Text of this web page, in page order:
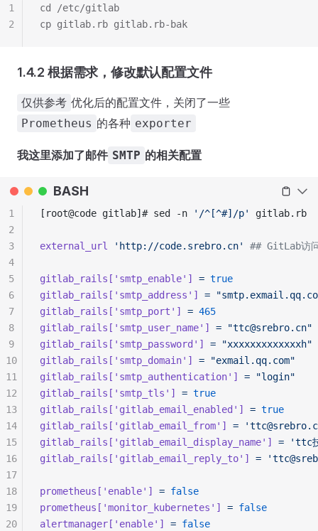
cd /etc/gitlab
cp gitlab.rb gitlab.rb-bak
1
2
1.4.2 根据需求，修改默认配置文件
仅供参考 优化后的配置文件，关闭了一些
Prometheus 的各种 exporter
我这里添加了邮件 SMTP 的相关配置
BASH
[root@code gitlab]# sed -n '/^[^#]/p' gitlab.rb
external_url 'http://code.srebro.cn' ## GitLab访
gitlab_rails[ 'smtp_enable' ] = true
gitlab_rails[ 'smtp_address' ] =
gitlab_rails[ 'smtp_port' ] = 465
gitlab_rails[ 'smtp_user_name' ] = "ttc@srebro.cn"
gitlab_rails[ 'smtp_password' ] = "xxxxxxxxxxxxxh"
gitlab_rails[ 'smtp_domain' ] = "exmail.qq.com"
gitlab_rails[ 'smtp_authentication' ] = "login"
gitlab_rails[ 'smtp_tls' ] = true
gitlab_rails[ 'gitlab_email_enabled' ] = true
gitlab_rails[ 'gitlab_email_from' ] =
gitlab_rails[ 'gitlab_email_display_name' ] = 'ttc技
gitlab_rails[ 'gitlab_email_reply_to' ] =
prometheus[ 'enable' ] = false
prometheus[ 'monitor_kubernetes' ] = false
alertmanager[ 'enable' ] = false
1
2
3
4
5
6
7
8
9
10
11
12
13
14
15
16
17
18
19
20